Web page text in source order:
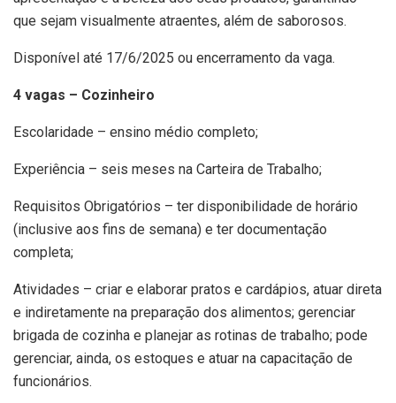
que sejam visualmente atraentes, além de saborosos.
Disponível até 17/6/2025 ou encerramento da vaga.
4 vagas – Cozinheiro
Escolaridade – ensino médio completo;
Experiência – seis meses na Carteira de Trabalho;
Requisitos Obrigatórios – ter disponibilidade de horário
(inclusive aos fins de semana) e ter documentação
completa;
Atividades – criar e elaborar pratos e cardápios, atuar direta
e indiretamente na preparação dos alimentos; gerenciar
brigada de cozinha e planejar as rotinas de trabalho; pode
gerenciar, ainda, os estoques e atuar na capacitação de
funcionários.